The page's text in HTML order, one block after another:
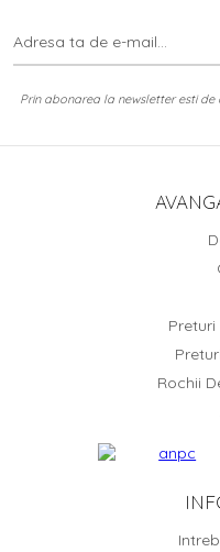
Prin abonarea la newsletter esti
Preturi
Rochii